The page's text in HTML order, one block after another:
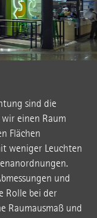
sind die
einen Raum
Flächen
weniger Leuchten
und
Rolle bei der
Raumausmaß und